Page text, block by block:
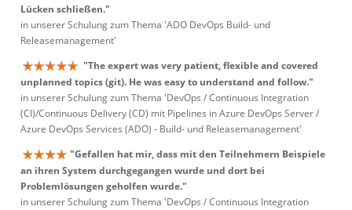
Lücken schließen."
in unserer Schulung zum Thema 'ADO DevOps Build- und
Releasemanagement'
"The expert was very patient, flexible and covered
unplanned topics (git). He was easy to understand and follow."
in unserer Schulung zum Thema 'DevOps / Continuous Integration
(CI)/Continuous Delivery (CD) mit Pipelines in Azure DevOps Server /
Azure DevOps Services (ADO) - Build- und Releasemanagement'
"Gefallen hat mir, dass mit den Teilnehmern Beispiele
an ihren System durchgegangen wurde und dort bei
Problemlösungen geholfen wurde."
in unserer Schulung zum Thema 'DevOps / Continuous Integration